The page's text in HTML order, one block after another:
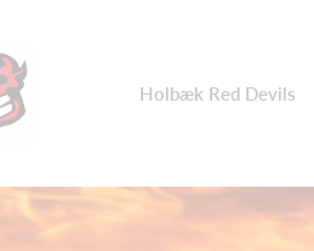
Holbæk Red Devils